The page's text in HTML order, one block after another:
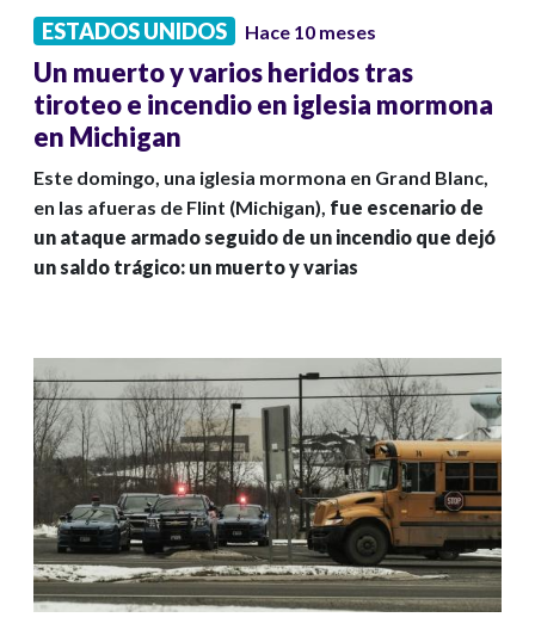
ESTADOS UNIDOS Hace 10 meses
Un muerto y varios heridos tras
tiroteo e incendio en iglesia mormona
en Michigan
Este domingo, una iglesia mormona en Grand Blanc,
en las afueras de Flint (Michigan), fue escenario de
un ataque armado seguido de un incendio que dejó
un saldo trágico: un muerto y varias